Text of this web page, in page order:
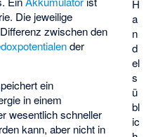
H
a
n
d
el
s
ü
bl
ic
Die jeweilige
zwischen den
der
ein
in einem
wesentlich schneller
kann, aber nicht in